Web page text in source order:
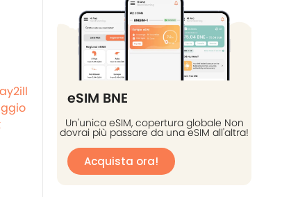
eSIM BNE
Un'unica eSIM, copertura globale Non
dovrai più passare da una eSIM all'altra!
Acquista ora!